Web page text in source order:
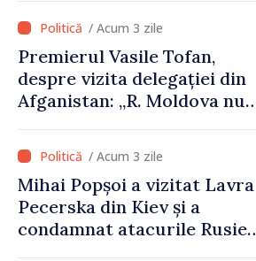
/ Acum 3 zile
Premierul Vasile Tofan,
despre vizita delegației din
Afganistan: „R. Moldova nu
talibană. Aprobarea acestei
vizite a fost o eroare de
evaluare și de coordonare
instituțională”
/ Acum 3 zile
Mihai Popșoi a vizitat Lavra
Pecerska din Kiev și a
condamnat atacurile Rusiei